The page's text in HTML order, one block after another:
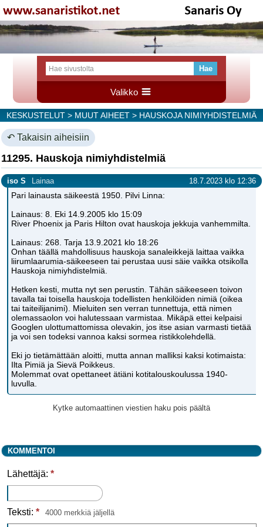
Valikko
KESKUSTELUT > MUUT AIHEET > HAUSKOJA NIMIYHDISTELMIÄ
↶ Takaisin aiheisiin
11295. Hauskoja nimiyhdistelmiä
iso S Lainaa 18.7.2023 klo 12:36
Pari lainausta säikeestä 1950. Pilvi Linna:
Lainaus: 8. Eki 14.9.2005 klo 15:09
River Phoenix ja Paris Hilton ovat hauskoja jekkuja vanhemmilta.
Lainaus: 268. Tarja 13.9.2021 klo 18:26
Onhan täällä mahdollisuus hauskoja sanaleikkejä laittaa vaikka
liirumlaarumia-säikeeseen tai perustaa uusi säie vaikka otsikolla
Hauskoja nimiyhdistelmiä.
Hetken kesti, mutta nyt sen perustin. Tähän säikeeseen toivon
tavalla tai toisella hauskoja todellisten henkilöiden nimiä (oikea
tai taiteilijanimi). Mieluiten sen verran tunnettuja, että nimen
olemassaolon voi halutessaan varmistaa. Mikäpä ettei kelpaisi
Googlen ulottumattomissa olevakin, jos itse asian varmasti tietää
ja voi sen todeksi vannoa kaksi sormea ristikkolehdellä.
Eki jo tietämättään aloitti, mutta annan malliksi kaksi kotimaista:
Ilta Pimiä ja Sievä Poikkeus.
Molemmat ovat opettaneet ätiäni kotitalouskoulussa 1940-
luvulla.
Kytke automaattinen viestien haku pois päältä
KOMMENTOI
Lähettäjä: *
Teksti: * 4000 merkkiä jäljellä